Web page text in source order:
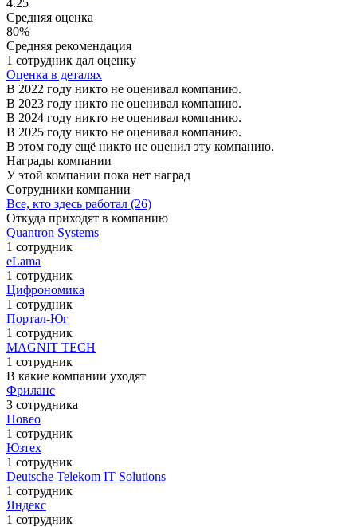
Средняя оценка
80%
Средняя рекомендация
1 сотрудник дал оценку
Оценка в деталях
В 2022 году никто не оценивал компанию.
В 2023 году никто не оценивал компанию.
В 2024 году никто не оценивал компанию.
В 2025 году никто не оценивал компанию.
В этом году ещё никто не оценил эту компанию.
Награды компании
У этой компании пока нет наград
Сотрудники компании
Все, кто здесь работал (26)
Откуда приходят в компанию
Quantron Systems
1 сотрудник
eLama
1 сотрудник
Цифрономика
1 сотрудник
Портал-Юг
1 сотрудник
MAGNIT TECH
1 сотрудник
В какие компании уходят
Фриланс
3 сотрудника
Новео
1 сотрудник
Юзтех
1 сотрудник
Deutsche Telekom IT Solutions
1 сотрудник
Яндекс
1 сотрудник